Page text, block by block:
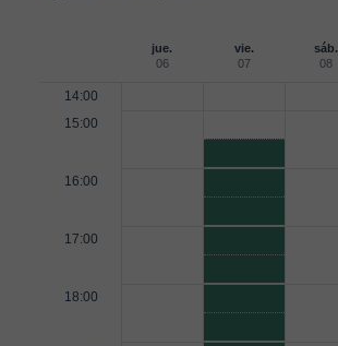
jue.
06
vie.
07
sáb.
08
14:00
15:00
16:00
17:00
18:00